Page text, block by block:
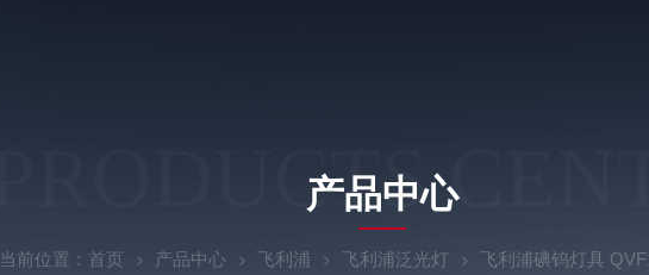
PRODUCTS
产品中心
当前位置： 首页 产品中心 飞利浦 飞利浦泛光灯 飞利浦碘钨灯具